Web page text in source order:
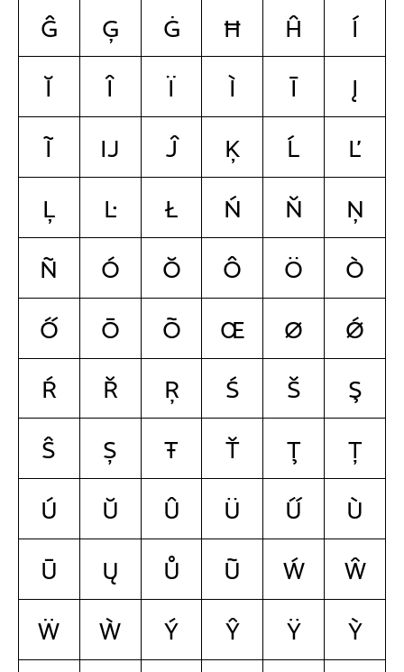
ĝ
ģ ġ ħ ĥ
í
ĭ
î ï ì ī
į
ĩ
ĳ ĵ ķ ĺ
ľ
ļ
ŀ ł ń ň
ņ
ñ
ó ŏ ô ö
ò
ő
ō õ œ ø
ǿ
ŕ
ř ŗ ś š
ş
ŝ
ș ŧ ť ţ
ț
ú
ŭ û ü ű
ù
ū
ų ů ũ ẃ
ŵ
ẅ
ẁ ý ŷ ÿ
ỳ